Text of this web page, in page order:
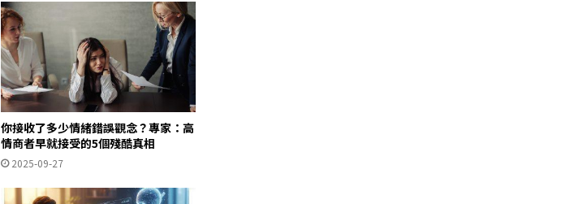
你接收了多少情緒錯誤觀念？專家：高
情商者早就接受的5個殘酷真相
2025-09-27